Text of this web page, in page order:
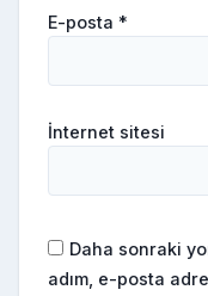
E-posta *
İnternet sitesi
Daha sonraki
adım, e-posta